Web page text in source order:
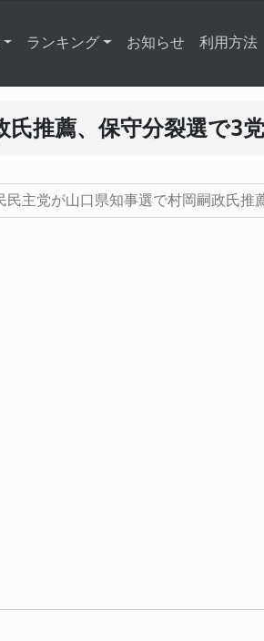
ランキング お知らせ 利用方法
推薦、保守分裂選で3
民主党が山口県知事選で村岡嗣政氏推